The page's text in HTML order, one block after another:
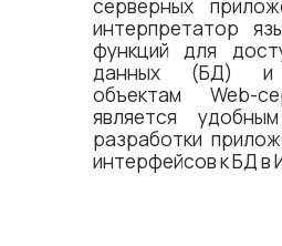
серверных
интерпретатор
функций для
данных (БД) и
объектам Web-
является
разработки
интерфейсов к БД в